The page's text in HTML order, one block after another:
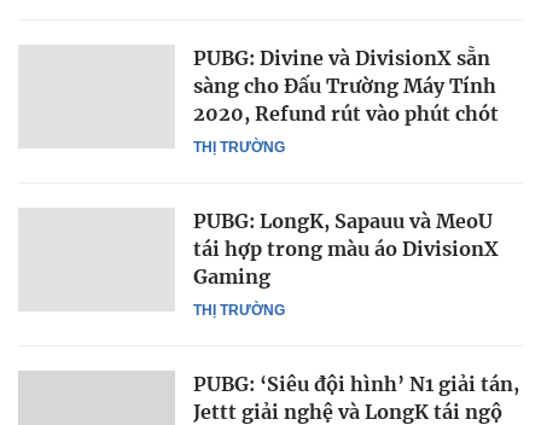
THỊ TRƯỜNG
PUBG: Divine và DivisionX sẵn
sàng cho Đấu Trường Máy Tính
2020, Refund rút vào phút chót
THỊ TRƯỜNG
PUBG: LongK, Sapauu và MeoU
tái hợp trong màu áo DivisionX
Gaming
PUBG: ‘Siêu đội hình’ N1 giải tán,
Jettt giải nghệ và LongK tái ngộ